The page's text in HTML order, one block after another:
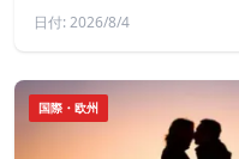
日付: 2026/8/4
国際・欧州